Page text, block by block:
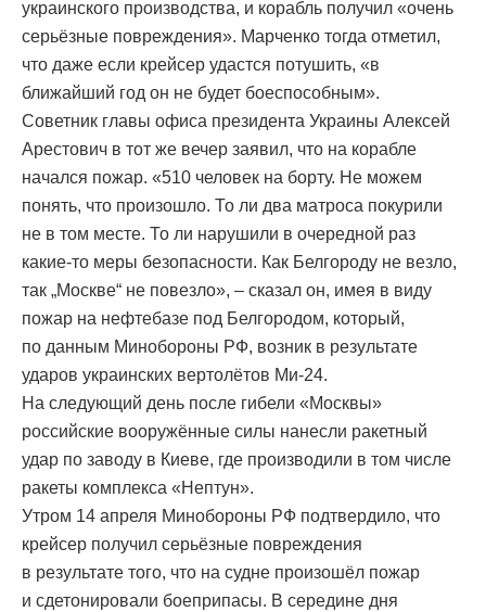
украинского производства, и корабль получил «очень
серьёзные повреждения». Марченко тогда отметил,
что даже если крейсер удастся потушить, «в
ближайший год он не будет боеспособным».
Советник главы офиса президента Украины Алексей
Арестович в тот же вечер заявил, что на корабле
начался пожар. «510 человек на борту. Не можем
понять, что произошло. То ли два матроса покурили
не в том месте. То ли нарушили в очередной раз
какие-то меры безопасности. Как Белгороду не везло,
так „Москве“ не повезло», – сказал он, имея в виду
пожар на нефтебазе под Белгородом, который,
по данным Минобороны РФ, возник в результате
ударов украинских вертолётов Ми-24.
На следующий день после гибели «Москвы»
российские вооружённые силы нанесли ракетный
удар по заводу в Киеве, где производили в том числе
ракеты комплекса «Нептун».
Утром 14 апреля Минобороны РФ подтвердило, что
крейсер получил серьёзные повреждения
в результате того, что на судне произошёл пожар
и сдетонировали боеприпасы. В середине дня